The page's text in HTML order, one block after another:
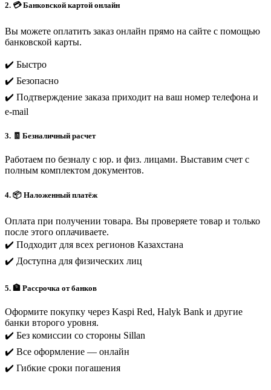
2. 💳 Банковской картой онлайн
Вы можете оплатить заказ онлайн прямо на сайте с помощью
банковской карты.
✔️ Быстро
✔️ Безопасно
✔️ Подтверждение заказа приходит на ваш номер телефона и
e-mail
3. 🧾 Безналичный расчет
Работаем по безналу с юр. и физ. лицами. Выставим счет с
полным комплектом документов.
4. 📦 Наложенный платёж
Оплата при получении товара. Вы проверяете товар и только
после этого оплачиваете.
✔️ Подходит для всех регионов Казахстана
✔️ Доступна для физических лиц
5. 🏦 Рассрочка от банков
Оформите покупку через Kaspi Red, Halyk Bank и другие
банки второго уровня.
✔️ Без комиссии со стороны Sillan
✔️ Все оформление — онлайн
✔️ Гибкие сроки погашения